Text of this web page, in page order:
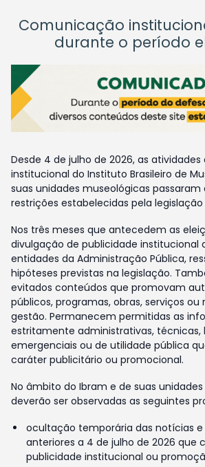
Comunicação
durante o período
Desde 4 de julho de 2026, as
institucional do Instituto Brasileiro de
suas unidades museológicas passaram
restrições estabelecidas pela legislação
Nos três meses que antecedem as
divulgação de publicidade institucional
entidades da Administração Pública,
hipóteses previstas na legislação.
evitados conteúdos que promovam
públicos, programas, obras, serviços ou
gestão. Permanecem permitidas as
estritamente administrativas, técnicas,
emergenciais ou de utilidade pública
caráter publicitário ou promocional.
No âmbito do Ibram e de suas
deverão ser observadas as seguintes
ocultação temporária das notícias
anteriores a 4 de julho de 2026 que
publicidade institucional ou